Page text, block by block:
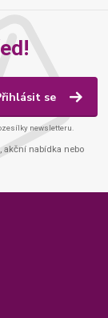
se
newsletteru.
akční nabídka nebo